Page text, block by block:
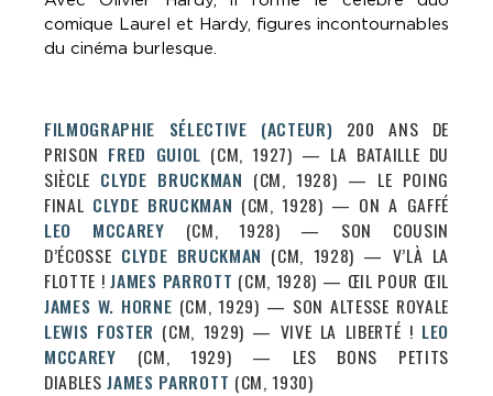
comique Laurel et Hardy, figures incontournables
du cinéma burlesque.
FILMOGRAPHIE SÉLECTIVE (ACTEUR) 200 ANS DE
PRISON FRED GUIOL (CM, 1927) — LA BATAILLE DU
SIÈCLE CLYDE BRUCKMAN (CM, 1928) — LE POING
FINAL CLYDE BRUCKMAN (CM, 1928) — ON A GAFFÉ
LEO MCCAREY (CM, 1928) — SON COUSIN
D’ÉCOSSE CLYDE BRUCKMAN (CM, 1928) — V’LÀ LA
FLOTTE ! JAMES PARROTT (CM, 1928) — ŒIL POUR ŒIL
JAMES W. HORNE (CM, 1929) — SON ALTESSE ROYALE
LEWIS FOSTER (CM, 1929) — VIVE LA LIBERTÉ ! LEO
MCCAREY (CM, 1929) — LES BONS PETITS
DIABLES JAMES PARROTT (CM, 1930)